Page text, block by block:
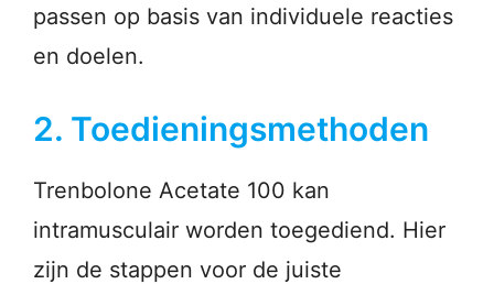
passen op basis van individuele reacties
en doelen.
2. Toedieningsmethoden
Trenbolone Acetate 100 kan
intramusculair worden toegediend. Hier
zijn de stappen voor de juiste